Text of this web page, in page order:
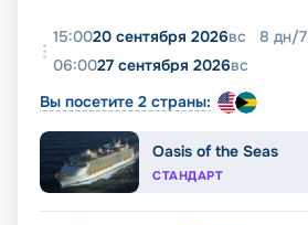
15:0020 сентября 2026вс 8 дн/7
06:0027 сентября 2026вс
Вы посетите 2 страны:
Oasis of the Seas
СТАНДАРТ